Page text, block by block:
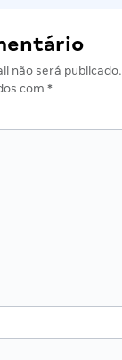
não será publicado.
com *